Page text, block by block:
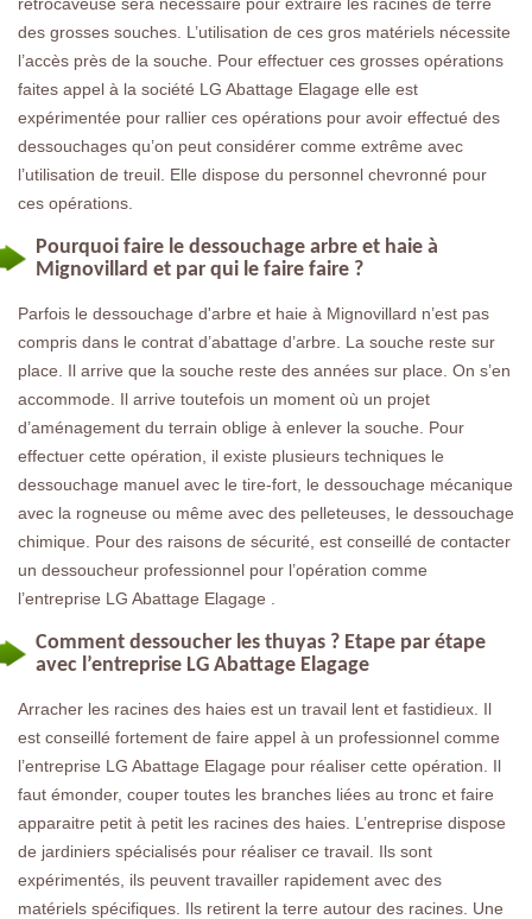
des grosses souches. L’utilisation de ces gros matériels nécessite
l’accès près de la souche. Pour effectuer ces grosses opérations
faites appel à la société LG Abattage Elagage elle est
expérimentée pour rallier ces opérations pour avoir effectué des
dessouchages qu’on peut considérer comme extrême avec
l’utilisation de treuil. Elle dispose du personnel chevronné pour
ces opérations.
Pourquoi faire le dessouchage arbre et haie à
Mignovillard et par qui le faire faire ?
Parfois le dessouchage d'arbre et haie à Mignovillard n’est pas
compris dans le contrat d’abattage d’arbre. La souche reste sur
place. Il arrive que la souche reste des années sur place. On s’en
accommode. Il arrive toutefois un moment où un projet
d’aménagement du terrain oblige à enlever la souche. Pour
effectuer cette opération, il existe plusieurs techniques le
dessouchage manuel avec le tire-fort, le dessouchage mécanique
avec la rogneuse ou même avec des pelleteuses, le dessouchage
chimique. Pour des raisons de sécurité, est conseillé de contacter
un dessoucheur professionnel pour l’opération comme
l’entreprise LG Abattage Elagage .
Comment dessoucher les thuyas ? Etape par étape
avec l’entreprise LG Abattage Elagage
Arracher les racines des haies est un travail lent et fastidieux. Il
est conseillé fortement de faire appel à un professionnel comme
l’entreprise LG Abattage Elagage pour réaliser cette opération. Il
faut émonder, couper toutes les branches liées au tronc et faire
apparaitre petit à petit les racines des haies. L’entreprise dispose
de jardiniers spécialisés pour réaliser ce travail. Ils sont
expérimentés, ils peuvent travailler rapidement avec des
matériels spécifiques. Ils retirent la terre autour des racines. Une